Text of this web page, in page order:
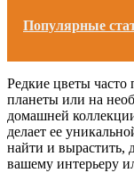
Популярные
Редкие цветы часто
планеты или на
домашней
делает ее
найти и вырастить,
вашему интерьеру